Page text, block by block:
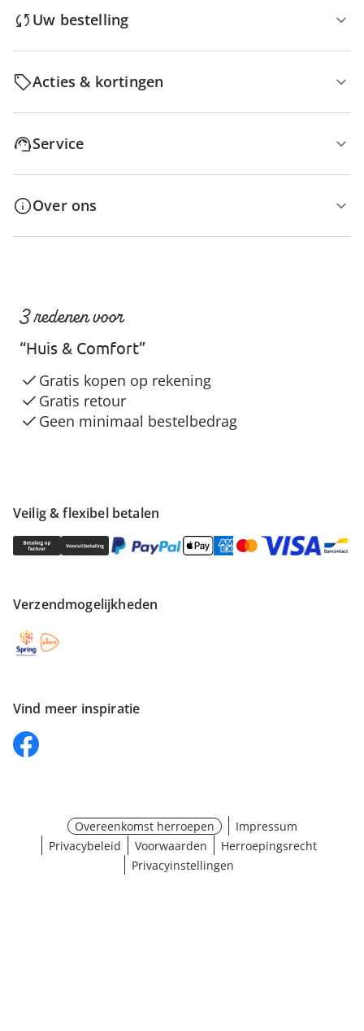
Uw bestelling
Acties & kortingen
Service
Over ons
Veilig & flexibel betalen
Verzendmogelijkheden
Vind meer inspiratie
3 redenen voor
“Huis & Comfort”
Gratis kopen op rekening
Gratis retour
Geen minimaal bestelbedrag
Overeenkomst herroepen
Impressum
Privacybeleid
Voorwaarden
Herroepingsrecht
Privacyinstellingen